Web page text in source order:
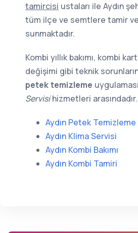
tamircisi ustaları ile Aydın
tüm ilçe ve semtlere tamir
sunmaktadır.
Kombi yıllık bakımı, kombi
değişimi gibi teknik
petek temizleme
Servisihizmetleri arasındadır.
Aydın Petek Temizleme
Aydın Klima Servisi
Aydın Kombi Bakımı
Aydın Kombi Tamiri